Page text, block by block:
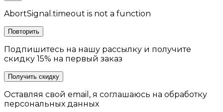
AbortSignal.timeout is not a function
Повторить
Подпишитесь на нашу рассылку и получите
скидку 15% на первый заказ
Получить скидку
Оставляя свой email, я соглашаюсь на обработку
персональных данных